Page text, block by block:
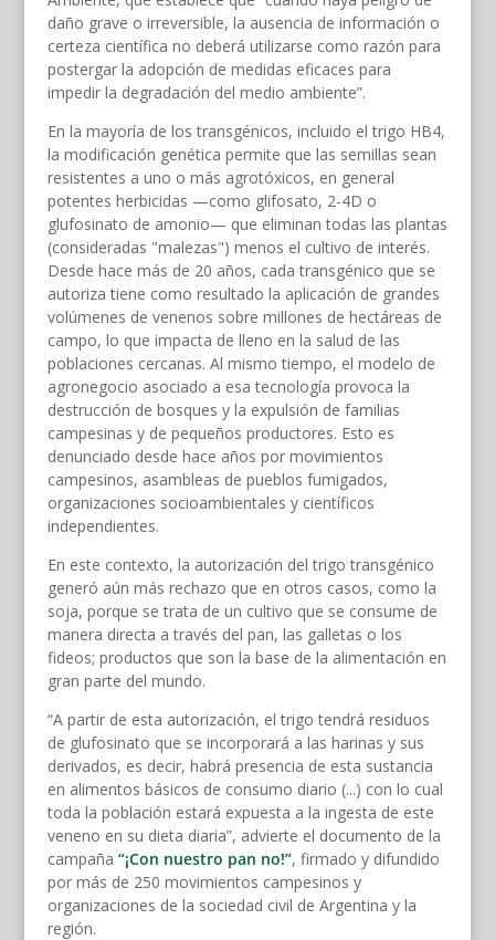
daño grave o irreversible, la ausencia de información o
certeza científica no deberá utilizarse como razón para
postergar la adopción de medidas eficaces para
impedir la degradación del medio ambiente”.
En la mayoría de los transgénicos, incluido el trigo HB4,
la modificación genética permite que las semillas sean
resistentes a uno o más agrotóxicos, en general
potentes herbicidas —como glifosato, 2-4D o
glufosinato de amonio— que eliminan todas las plantas
(consideradas "malezas") menos el cultivo de interés.
Desde hace más de 20 años, cada transgénico que se
autoriza tiene como resultado la aplicación de grandes
volúmenes de venenos sobre millones de hectáreas de
campo, lo que impacta de lleno en la salud de las
poblaciones cercanas. Al mismo tiempo, el modelo de
agronegocio asociado a esa tecnología provoca la
destrucción de bosques y la expulsión de familias
campesinas y de pequeños productores. Esto es
denunciado desde hace años por movimientos
campesinos, asambleas de pueblos fumigados,
organizaciones socioambientales y científicos
independientes.
En este contexto, la autorización del trigo transgénico
generó aún más rechazo que en otros casos, como la
soja, porque se trata de un cultivo que se consume de
manera directa a través del pan, las galletas o los
fideos; productos que son la base de la alimentación en
gran parte del mundo.
“A partir de esta autorización, el trigo tendrá residuos
de glufosinato que se incorporará a las harinas y sus
derivados, es decir, habrá presencia de esta sustancia
en alimentos básicos de consumo diario (...) con lo cual
toda la población estará expuesta a la ingesta de este
veneno en su dieta diaria”, advierte el documento de la
campaña “¡Con nuestro pan no!”, firmado y difundido
por más de 250 movimientos campesinos y
organizaciones de la sociedad civil de Argentina y la
región.